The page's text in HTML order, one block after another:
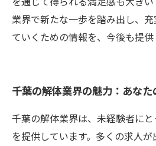
業界で新たな一歩を踏み出し、
ていくための情報を、今後も提供
千葉の解体業界の魅力：あな
千葉の解体業界は、未経験者に
を提供しています。多くの求人